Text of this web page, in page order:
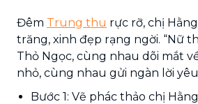
Đêm Trung thu rực rỡ, chị
trăng, xinh đẹp rạng ngời. “Nữ
Thỏ Ngọc, cùng nhau dõi mắt
nhỏ, cùng nhau gửi ngàn lời
Bước 1: Vẽ phác thảo chị